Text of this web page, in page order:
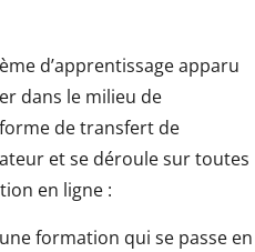
d’apprentissage apparu
dans le milieu de
de transfert de
et se déroule sur toutes
en ligne :
formation qui se passe en